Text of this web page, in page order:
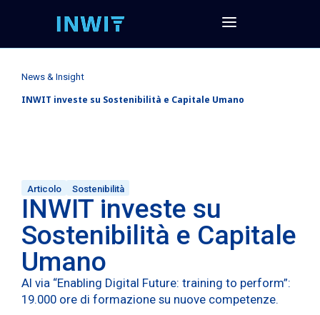
News & Insight
INWIT investe su Sostenibilità e Capitale Umano
Articolo Sostenibilità
INWIT investe su
Sostenibilità e Capitale
Umano
Al via “Enabling Digital Future: training to perform”:
19.000 ore di formazione su nuove competenze.